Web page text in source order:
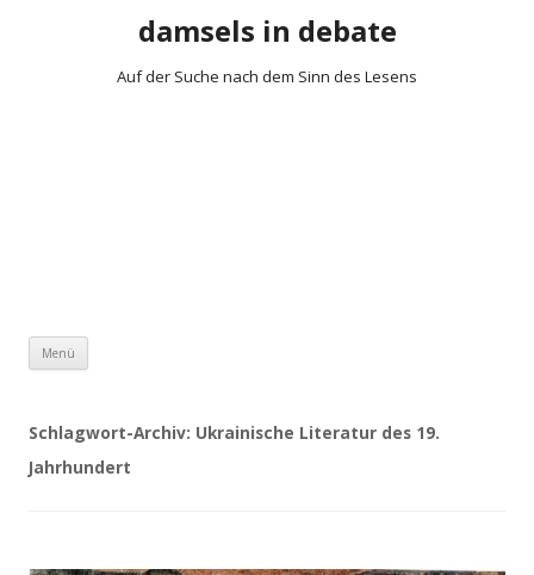
damsels in debate
Auf der Suche nach dem Sinn des Lesens
Menü
Schlagwort-Archiv: Ukrainische Literatur des 19.
Jahrhundert